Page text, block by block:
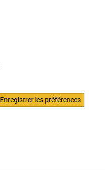
Enregistrer les préférences